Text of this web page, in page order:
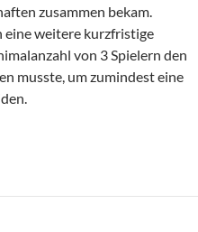
zusammen bekam.
eine weitere kurzfristige
von 3 Spielern den
musste, um zumindest eine